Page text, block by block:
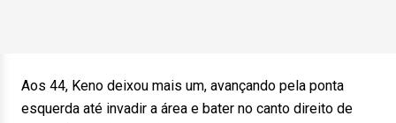
Aos 44, Keno deixou mais um, avançando pela ponta
esquerda até invadir a área e bater no canto direito de